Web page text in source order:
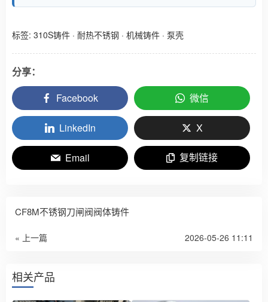
标签: 310S铸件 · 耐热不锈钢 · 机械铸件 · 泵壳
分享：
Facebook
微信
LinkedIn X
Email 复制链接
CF8M不锈钢刀闸阀阀体铸件
« 上一篇 2026-05-26 11:11
相关产品